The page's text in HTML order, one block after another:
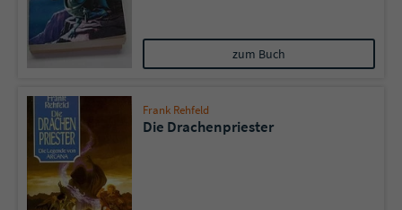
zum Buch
Frank Rehfeld
Die Drachenpriester